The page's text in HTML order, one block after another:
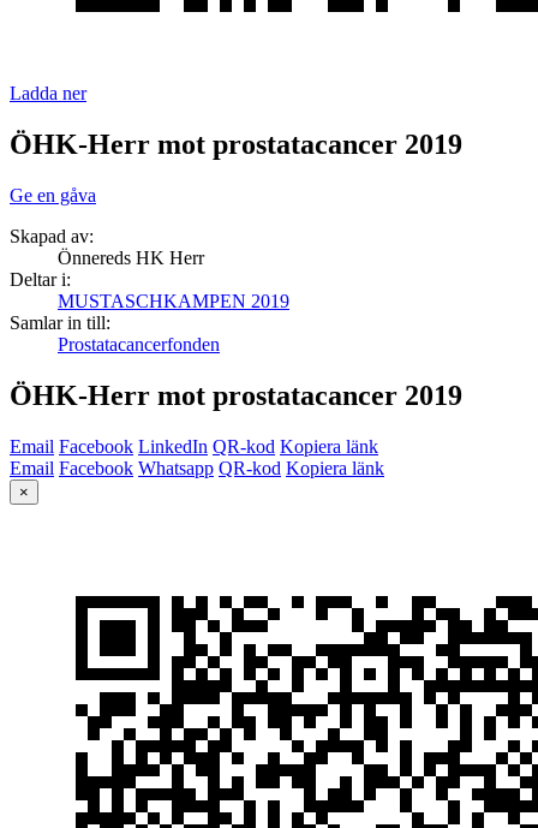
Ladda ner
ÖHK-Herr mot prostatacancer 2019
Ge en gåva
Skapad av:
Önnereds HK Herr
Deltar i:
MUSTASCHKAMPEN 2019
Samlar in till:
Prostatacancerfonden
ÖHK-Herr mot prostatacancer 2019
Email Facebook LinkedIn QR-kod Kopiera länk
Email Facebook Whatsapp QR-kod Kopiera länk
×